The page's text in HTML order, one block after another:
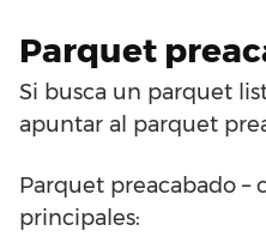
Parquet
Si busca un parquet
apuntar al parquet
Parquet preacabado –
principales: